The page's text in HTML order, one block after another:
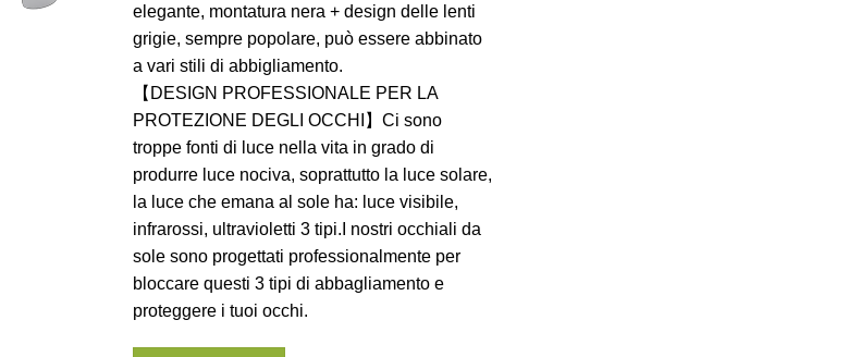
elegante, montatura nera + design delle lenti
grigie, sempre popolare, può essere abbinato
a vari stili di abbigliamento.
【DESIGN PROFESSIONALE PER LA
PROTEZIONE DEGLI OCCHI】Ci sono
troppe fonti di luce nella vita in grado di
produrre luce nociva, soprattutto la luce solare,
la luce che emana al sole ha: luce visibile,
infrarossi, ultravioletti 3 tipi.I nostri occhiali da
sole sono progettati professionalmente per
bloccare questi 3 tipi di abbagliamento e
proteggere i tuoi occhi.